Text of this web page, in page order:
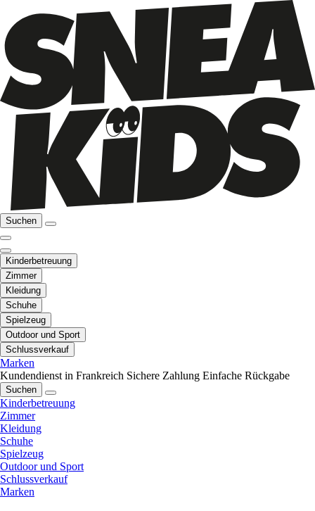
Suchen
Kinderbetreuung
Zimmer
Kleidung
Schuhe
Spielzeug
Outdoor und Sport
Schlussverkauf
Marken
Kundendienst in Frankreich Sichere Zahlung Einfache Rückgabe
Suchen
Kinderbetreuung
Zimmer
Kleidung
Schuhe
Spielzeug
Outdoor und Sport
Schlussverkauf
Marken